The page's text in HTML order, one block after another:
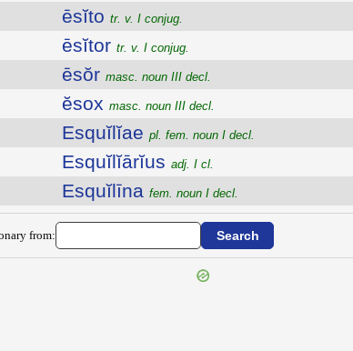
ēsĭto tr. v. I conjug.
ēsĭtor tr. v. I conjug.
ēsŏr masc. noun III decl.
ĕsox masc. noun III decl.
Esquĭlĭae pl. fem. noun I decl.
Esquĭlĭārĭus adj. I cl.
Esquĭlīna fem. noun I decl.
from: